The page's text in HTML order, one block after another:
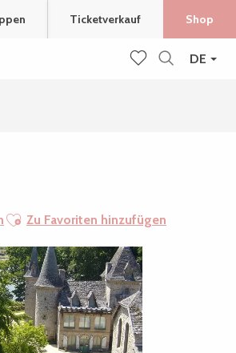
DE
Ticketverkauf Shop
Ajouter aux favoris
Zu Favoriten hinzufügen